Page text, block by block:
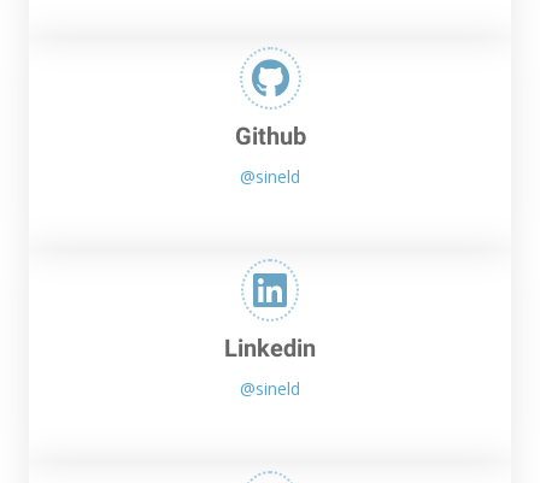
Github
@sineld
Linkedin
@sineld